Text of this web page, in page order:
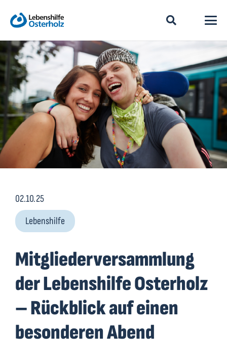
02.10.25
Lebenshilfe
Mitgliederversammlung
der Lebenshilfe Osterholz
– Rückblick auf einen
besonderen Abend